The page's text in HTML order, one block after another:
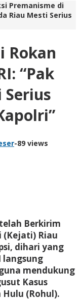
Premanisme di
Riau Mesti Serius
Rokan
“Pak
-89 views
Berkirim
(Kejati) Riau
dihari yang
langsung
mendukung
Kasus
(Rohul).